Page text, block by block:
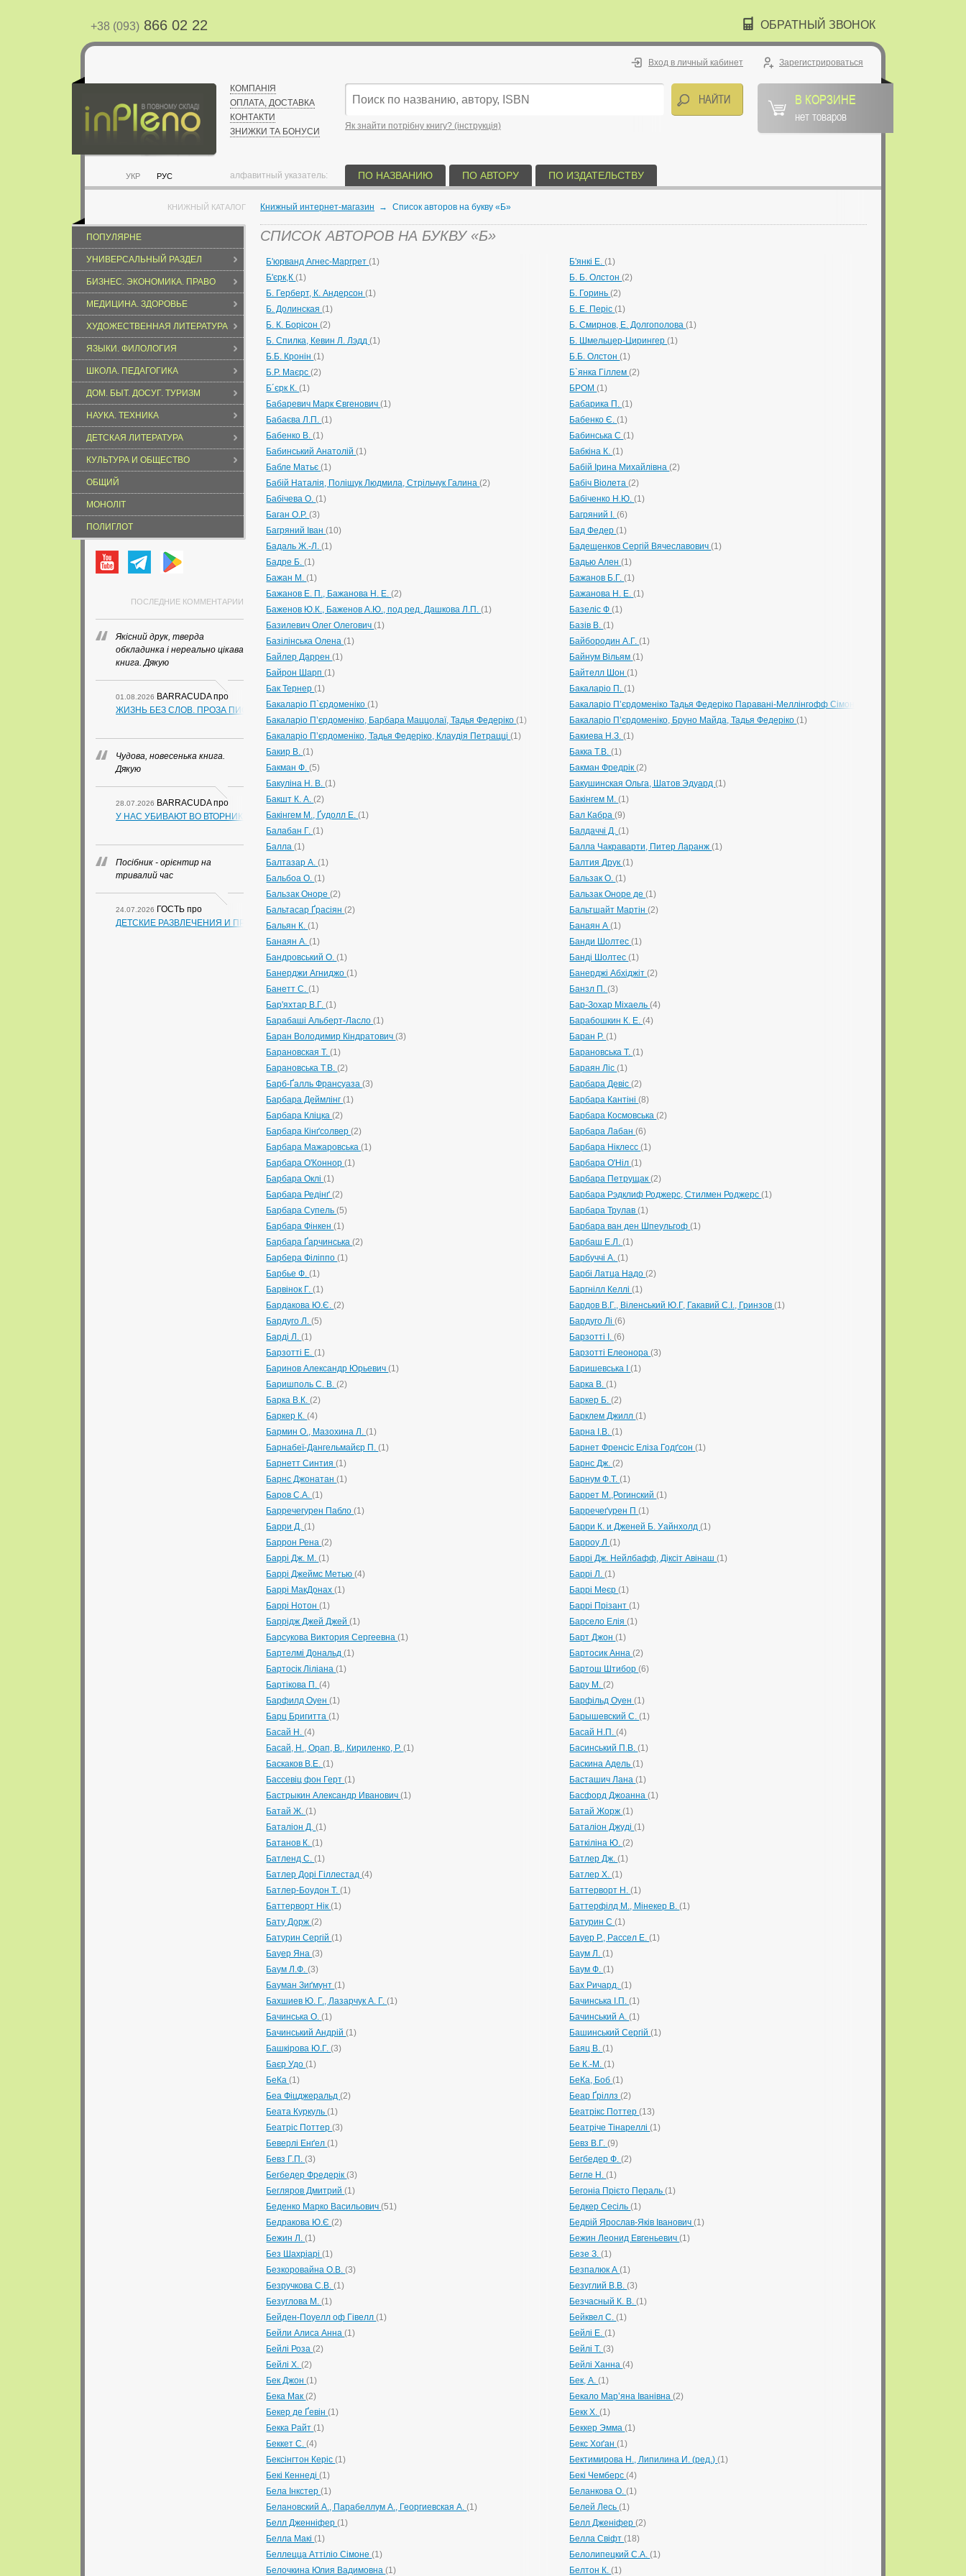
+38 (093) 866 02 22 ОБРАТНЫЙ ЗВОНОК
УКР РУС
КОМПАНІЯ
ОПЛАТА, ДОСТАВКА
КОНТАКТИ
ЗНИЖКИ ТА БОНУСИ
Вход в личный кабинет Зарегистрироваться
Як знайти потрібну книгу? (інструкція)
В КОРЗИНЕ
нет товаров
алфавитный указатель: ПО НАЗВАНИЮ ПО АВТОРУ ПО ИЗДАТЕЛЬСТВУ
КНИЖНЫЙ КАТАЛОГ
ПОПУЛЯРНЕ
УНИВЕРСАЛЬНЫЙ РАЗДЕЛ
БИЗНЕС. ЭКОНОМИКА. ПРАВО
МЕДИЦИНА. ЗДОРОВЬЕ
ХУДОЖЕСТВЕННАЯ ЛИТЕРАТУРА
ЯЗЫКИ. ФИЛОЛОГИЯ
ШКОЛА. ПЕДАГОГИКА
ДОМ. БЫТ. ДОСУГ. ТУРИЗМ
НАУКА. ТЕХНИКА
ДЕТСКАЯ ЛИТЕРАТУРА
КУЛЬТУРА И ОБЩЕСТВО
ОБЩИЙ
МОНОЛІТ
ПОЛИГЛОТ
ПОСЛЕДНИЕ КОММЕНТАРИИ
Якісний друк, тверда
обкладинка і нереально цікава
книга. Дякую
01.08.2026 BARRACUDAпро
ЖИЗНЬ БЕЗ СЛОВ. ПРОЗА ПИСАТЕЛЕЙ ИЗ ГУАНСИ. ГИПЕРИОН
Чудова, новесенька книга.
Дякую
28.07.2026 BARRACUDAпро
У НАС УБИВАЮТ ВО ВТОРНИК. СЛАПОВСКИЙ О.И. ВРЕМЯ
Посібник - орієнтир на
тривалий час
24.07.2026 ГОСТЬ про
ДЕТСКИЕ РАЗВЛЕЧЕНИЯ И ПРАЗДНИКИ (В СХЕМАХ, ТАБЛИЦАХ, ОПРЕДЕЛЕНИЯХ, СЦЕНАРИЯХ). АНТОНИНА ШЕВЧУК. МАНДРИВЕЦ
Книжный интернет-магазин → Список авторов на букву «Б»
СПИСОК АВТОРОВ НА БУКВУ «Б»
Б'юрванд Агнес-Маргрет(1) Б'янкі Е.(1)
Б'єрк,К(1) Б. Б. Олстон(2)
Б. Герберт, К. Андерсон(1) Б. Горинь(2)
Б. Долинская(1) Б. Е. Періс(1)
Б. К. Борісон(2) Б. Смирнов, Е. Долгополова(1)
Б. Спилка, Кевин Л. Лэдд(1) Б. Шмельцер-Цирингер(1)
Б.Б. Кронін(1) Б.Б. Олстон(1)
Б.Р. Маєрс(2) Б`янка Гіллем(2)
Б´єрк К.(1) БРОМ(1)
Бабаревич Марк Євгенович(1) Бабарика П.(1)
Бабаєва Л.П.(1) Бабенко Є.(1)
Бабенко В.(1) Бабинська С(1)
Бабинський Анатолій(1) Бабкіна К.(1)
Бабле Матьє(1) Бабій Ірина Михайлівна(2)
Бабій Наталія, Поліщук Людмила, Стрільчук Галина(2) Бабіч Віолета(2)
Бабічева О.(1) Бабіченко Н.Ю.(1)
Баган О.Р.(3) Багряний І.(6)
Багряний Іван(10) Бад Федер(1)
Бадаль Ж.-Л.(1) Бадещенков Сергій Вячеславович(1)
Бадре Б.(1) Бадью Ален(1)
Бажан М.(1) Бажанов Б.Г.(1)
Бажанов Е. П., Бажанова Н. Е.(2) Бажанова Н. Е.(1)
Баженов Ю.К., Баженов А.Ю., под ред. Дашкова Л.П.(1) Базеліс Ф(1)
Базилевич Олег Олегович(1) Базів В.(1)
Базілінська Олена(1) Байбородин А.Г.(1)
Байлер Даррен(1) Байнум Вільям(1)
Байрон Шарп(1) Байтелл Шон(1)
Бак Тернер(1) Бакаларіо П.(1)
Бакаларіо П`єрдоменіко(1) Бакаларіо П’єрдоменіко Тадья Федеріко Паравані-Меллінгофф Сімона
Бакаларіо П’єрдоменіко, Барбара Маццолаї, Тадья Федеріко(1) Бакаларіо П’єрдоменіко, Бруно Майда, Тадья Федеріко(1)
Бакаларіо П’єрдоменіко, Тадья Федеріко, Клаудія Петрацці(1) Бакиева Н.З.(1)
Бакир В.(1) Бакка Т.В.(1)
Бакман Ф.(5) Бакман Фредрік(2)
Бакуліна Н. В.(1) Бакушинская Ольга, Шатов Эдуард(1)
Бакшт К. А.(2) Бакінгем М.(1)
Бакінгем М., Ґудолл Е.(1) Бал Кабра(9)
Балабан Г.(1) Балдаччі Д.(1)
Балла(1) Балла Чакраварти, Питер Ларанж(1)
Балтазар А.(1) Балтия Друк(1)
Бальбоа О.(1) Бальзак О.(1)
Бальзак Оноре(2) Бальзак Оноре де(1)
Бальтасар Ґрасіян(2) Бальтшайт Мартін(2)
Бальян К.(1) Банаян А(1)
Банаян А.(1) Банди Шолтес(1)
Бандровський О.(1) Банді Шолтес(1)
Банерджи Агниджо(1) Банерджі Абхіджіт(2)
Банетт С.(1) Банзл П.(3)
Бар'яхтар В.Г.(1) Бар-Зохар Міхаель(4)
Барабаші Альберт-Ласло(1) Барабошкин К. Е.(4)
Баран Володимир Кіндратович(3) Баран Р.(1)
Барановская Т.(1) Барановська Т.(1)
Барановська Т.В.(2) Бараян Ліс(1)
Барб-Ґалль Франсуаза(3) Барбара Девіс(2)
Барбара Деймлінг(1) Барбара Кантіні(8)
Барбара Кліцка(2) Барбара Космовська(2)
Барбара Кінґсолвер(2) Барбара Лабан(6)
Барбара Мажаровська(1) Барбара Ніклесс(1)
Барбара О'Коннор(1) Барбара О'Ніл(1)
Барбара Оклі(1) Барбара Петрущак(2)
Барбара Редінґ(2) Барбара Рэдклиф Роджерс, Стилмен Роджерс(1)
Барбара Супель(5) Барбара Трулав(1)
Барбара Фінкен(1) Барбара ван ден Шпеульгоф(1)
Барбара Ґарчинська(2) Барбаш Е.Л.(1)
Барбера Філіппо(1) Барбуччі А.(1)
Барбье Ф.(1) Барбі Латца Надо(2)
Барвінок Г.(1) Баргнілл Келлі(1)
Бардакова Ю.Є.(2) Бардов В.Г., Віленський Ю.Г, Гакавий С.І., Гринзов(1)
Бардуго Л.(5) Бардуго Лі(6)
Барді Л.(1) Барзотті І.(6)
Барзотті Е.(1) Барзотті Елеонора(3)
Баринов Александр Юрьевич(1) Баришевська І(1)
Баришполь С. В.(2) Барка В.(1)
Барка В.К.(2) Баркер Б.(2)
Баркер К.(4) Барклем Джилл(1)
Бармин О., Мазохина Л.(1) Барна І.В.(1)
Барнабеї-Дангельмайєр П.(1) Барнет Френсіс Еліза Годґсон(1)
Барнетт Синтия(1) Барнс Дж.(2)
Барнс Джонатан(1) Барнум Ф.Т.(1)
Баров С.А.(1) Баррет М.,Рогинский(1)
Барречегурен Пабло(1) Барречеґурен П(1)
Барри Д.(1) Барри К. и Дженей Б. Уайнхолд(1)
Баррон Рена(2) Барроу Л(1)
Баррі Дж. М.(1) Баррі Дж. Нейлбафф, Діксіт Авінаш(1)
Баррі Джеймс Метью(4) Баррі Л.(1)
Баррі МакДонах(1) Баррі Меєр(1)
Баррі Нотон(1) Баррі Прізант(1)
Баррідж Джей Джей(1) Барсело Елія(1)
Барсукова Виктория Сергеевна(1) Барт Джон(1)
Бартелмі Дональд(1) Бартосик Анна(2)
Бартосік Ліліана(1) Бартош Штибор(6)
Бартікова П.(4) Бару М.(2)
Барфилд Оуен(1) Барфільд Оуен(1)
Барц Бригитта(1) Барышевский С.(1)
Басай Н.(4) Басай Н.П.(4)
Басай, Н., Орап, В., Кириленко, Р.(1) Басинський П.В.(1)
Баскаков В.Е.(1) Баскина Адель(1)
Бассевіц фон Герт(1) Басташич Лана(1)
Бастрыкин Александр Иванович(1) Басфорд Джоанна(1)
Батай Ж.(1) Батай Жорж(1)
Баталіон Д.(1) Баталіон Джуді(1)
Батанов К.(1) Баткіліна Ю.(2)
Батленд С.(1) Батлер Дж.(1)
Батлер Дорі Гіллестад(4) Батлер Х.(1)
Батлер-Боудон Т.(1) Баттерворт Н.(1)
Баттерворт Нік(1) Баттерфілд М., Мінекер В.(1)
Бату Дорж(2) Батурин С(1)
Батурин Сергій(1) Бауер Р., Рассел Е.(1)
Бауер Яна(3) Баум Л.(1)
Баум Л.Ф.(3) Баум Ф.(1)
Бауман Зиґмунт(1) Бах Ричард.(1)
Бахшиев Ю. Г., Лазарчук А. Г.(1) Бачинська І.П.(1)
Бачинська О.(1) Бачинський А.(1)
Бачинський Андрій(1) Башинський Сергій(1)
Башкірова Ю.Г.(3) Баяц В.(1)
Баєр Удо(1) Бе К.-М.(1)
БеКа(1) БеКа, Боб(1)
Беа Фіцджеральд(2) Беар Ґріллз(2)
Беата Куркуль(1) Беатрікс Поттер(13)
Беатріс Поттер(3) Беатріче Тінареллі(1)
Беверлі Енґел(1) Бевз В.Г.(9)
Бевз Г.П.(3) Бегбедер Ф.(2)
Бегбедер Фредерік(3) Бегле Н.(1)
Бегляров Дмитрий(1) Бегоніа Прієто Пераль(1)
Беденко Марко Васильович(51) Бедкер Сесіль(1)
Бедракова Ю.Є(2) Бедрій Ярослав-Яків Іванович(1)
Бежин Л.(1) Бежин Леонид Евгеньевич(1)
Без Шахріарі(1) Безе З.(1)
Безкоровайна О.В.(3) Безпалюк А(1)
Безручкова С.В.(1) Безуглий В.В.(3)
Безуглова М.(1) Безчасный К. В.(1)
Бейден-Поуелл оф Гівелл(1) Бейквел С.(1)
Бейли Алиса Анна(1) Бейлі Е.(1)
Бейлі Роза(2) Бейлі Т.(3)
Бейлі Х.(2) Бейлі Ханна(4)
Бек Джон(1) Бек, А.(1)
Бека Мак(2) Бекало Мар’яна Іванівна(2)
Бекер де Ґевін(1) Бекк Х.(1)
Бекка Райт(1) Беккер Эмма(1)
Беккет С.(4) Бекс Хоґан(1)
Бексінгтон Керіс(1) Бектимирова Н., Липилина И. (ред.)(1)
Бекі Кеннеді(1) Бекі Чемберс(4)
Бела Інкстер(1) Беланкова О.(1)
Белановский А., Парабеллум А., Георгиевская А.(1) Белей Лесь(1)
Белл Дженніфер(1) Белл Дженіфер(2)
Белла Макі(1) Белла Свіфт(18)
Беллецца Аттіліо Сімоне(1) Белолипецкий С.А.(1)
Белочкина Юлия Вадимовна(1) Белтон К.(1)